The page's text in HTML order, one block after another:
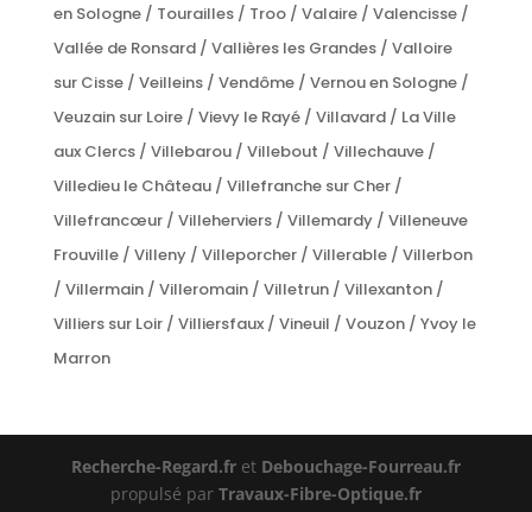
en Sologne / Tourailles / Troo / Valaire / Valencisse /
Vallée de Ronsard / Vallières les Grandes / Valloire
sur Cisse / Veilleins / Vendôme / Vernou en Sologne /
Veuzain sur Loire / Vievy le Rayé / Villavard / La Ville
aux Clercs / Villebarou / Villebout / Villechauve /
Villedieu le Château / Villefranche sur Cher /
Villefrancœur / Villeherviers / Villemardy / Villeneuve
Frouville / Villeny / Villeporcher / Villerable / Villerbon
/ Villermain / Villeromain / Villetrun / Villexanton /
Villiers sur Loir / Villiersfaux / Vineuil / Vouzon / Yvoy le
Marron
Recherche-Regard.fret Debouchage-Fourreau.fr
propulsé par Travaux-Fibre-Optique.fr